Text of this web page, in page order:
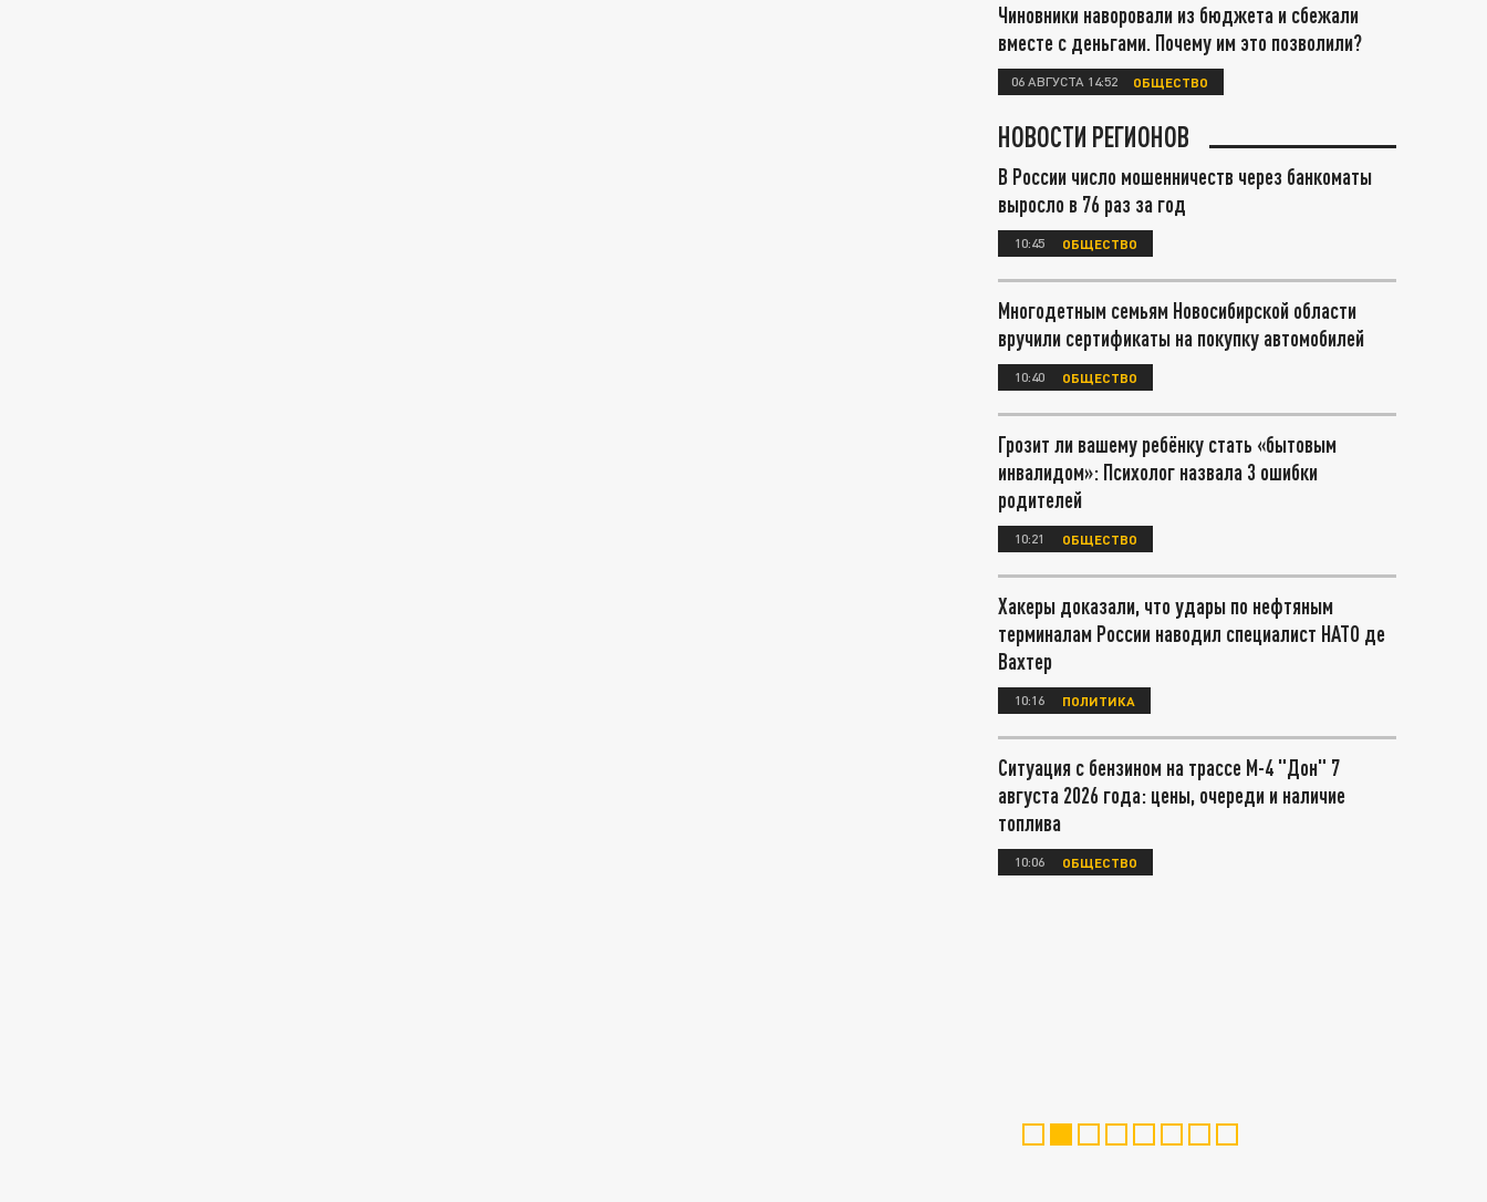
Чиновники наворовали из бюджета и сбежали
вместе с деньгами. Почему им это позволили?
06 АВГУСТА 14:52 ОБЩЕСТВО
НОВОСТИ РЕГИОНОВ
В России число мошенничеств через банкоматы
выросло в 76 раз за год
10:45 ОБЩЕСТВО
Многодетным семьям Новосибирской области
вручили сертификаты на покупку автомобилей
10:40 ОБЩЕСТВО
Грозит ли вашему ребёнку стать «бытовым
инвалидом»: Психолог назвала 3 ошибки
родителей
10:21 ОБЩЕСТВО
Хакеры доказали, что удары по нефтяным
терминалам России наводил специалист НАТО де
Вахтер
10:16 ПОЛИТИКА
Ситуация с бензином на трассе М-4 "Дон" 7
августа 2026 года: цены, очереди и наличие
топлива
10:06 ОБЩЕСТВО